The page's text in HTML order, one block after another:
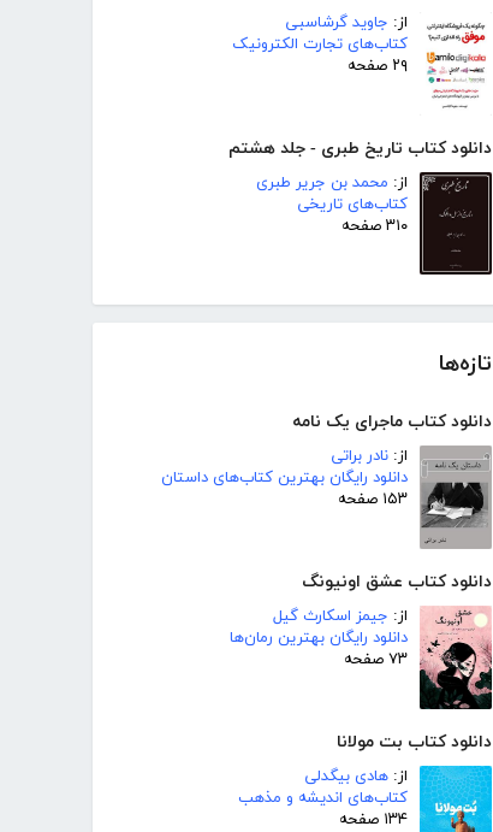
از: جاوید گرشاسبی
کتاب‌های تجارت الکترونیک
۲۹ صفحه
دانلود کتاب تاریخ طبری - جلد هشتم
از: محمد بن جریر طبری
کتاب‌های تاریخی
۳۱۰ صفحه
تازه‌ها
دانلود کتاب ماجرای یک نامه
از: نادر براتی
دانلود رایگان بهترین کتاب‌های داستان
۱۵۳ صفحه
دانلود کتاب عشق اونیونگ
از: جیمز اسکارث گیل
دانلود رایگان بهترین رمان‌ها
۷۳ صفحه
دانلود کتاب بت مولانا
از: هادی بیگدلی
کتاب‌های اندیشه و مذهب
۱۳۴ صفحه